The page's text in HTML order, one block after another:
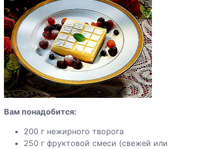
сладкие
Говядина
жареная
Грудка индейки
по-
индонезийски
Индейка с
перцем
Вам понадобится:
200 г нежирного творога
250 г фруктовой смеси (свежей или